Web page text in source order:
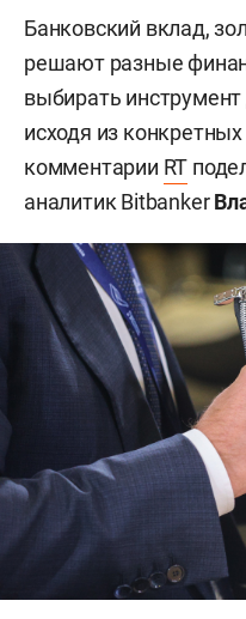
Банковский вклад,
решают разные
выбирать
исходя из
комментарии RT
аналитик Bitbanker